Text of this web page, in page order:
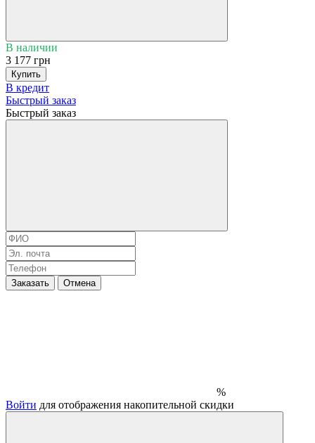
В наличии
3 177 грн
Купить
В кредит
Быстрый заказ
Быстрый заказ
Заказать Отмена
%
Войти для отображения накопительной скидки